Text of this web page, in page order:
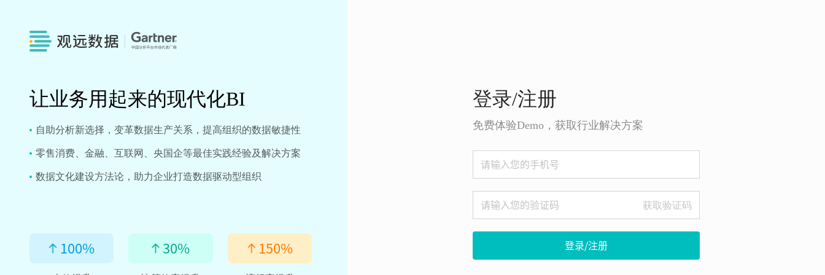
让业务用起来的现代化BI
自助分析新选择，变革数据生产关系，提高组织的数据敏捷性
零售消费、金融、互联网、央国企等最佳实践经验及解决方案
数据文化建设方法论，助力企业打造数据驱动型组织
100% 30% 150%
登录/注册
免费体验Demo，获取行业解决方案
获取验证码
登录/注册